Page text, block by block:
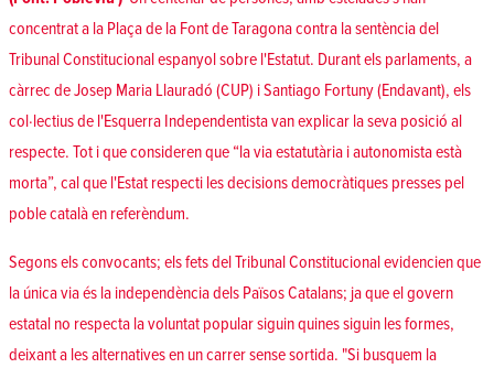
concentrat a la Plaça de la Font de Taragona contra la sentència del
Tribunal Constitucional espanyol sobre l'Estatut. Durant els parlaments, a
càrrec de Josep Maria Llauradó (CUP) i Santiago Fortuny (Endavant), els
col·lectius de l'Esquerra Independentista van explicar la seva posició al
respecte. Tot i que consideren que “la via estatutària i autonomista està
morta”, cal que l'Estat respecti les decisions democràtiques presses pel
poble català en referèndum.
Segons els convocants; els fets del Tribunal Constitucional evidencien que
la única via és la independència dels Països Catalans; ja que el govern
estatal no respecta la voluntat popular siguin quines siguin les formes,
deixant a les alternatives en un carrer sense sortida. "Si busquem la